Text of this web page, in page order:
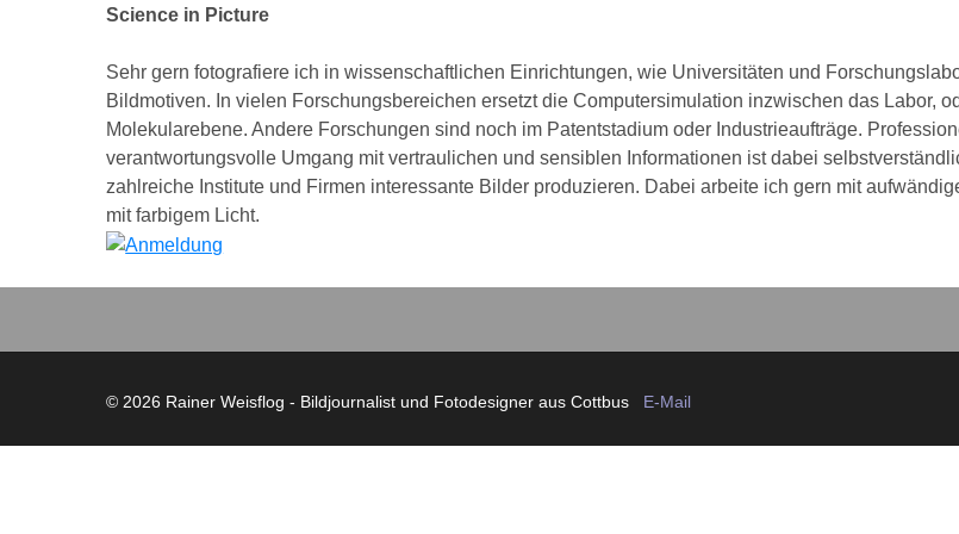
Science in Picture
Sehr gern fotografiere ich in wissenschaftlichen Einrichtungen, wie Universitäten und
Bildmotiven. In vielen Forschungsbereichen ersetzt die Computersimulation inzwischen das Labor,
Molekularebene. Andere Forschungen sind noch im Patentstadium oder Industrieaufträge.
verantwortungsvolle Umgang mit vertraulichen und sensiblen Informationen ist dabei
zahlreiche Institute und Firmen interessante Bilder produzieren. Dabei arbeite ich gern mit
mit farbigem Licht.
© 2026 Rainer Weisflog - Bildjournalist und Fotodesigner aus Cottbus E-Mail